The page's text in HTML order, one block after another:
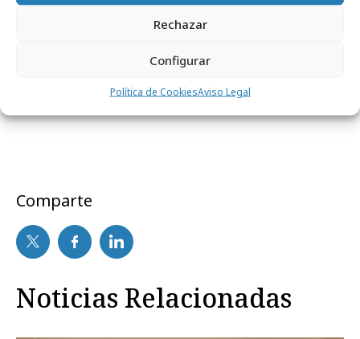
Rechazar
Configurar
Política de CookiesAviso Legal
2018, que tendrá lugar en La Rambleta de
València el próximo 29 de noviembre
de nuevo el punto de encuentro de todo el
Comparte
Noticias Relacionadas